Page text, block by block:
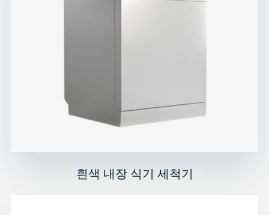
흰색 내장 식기 세척기